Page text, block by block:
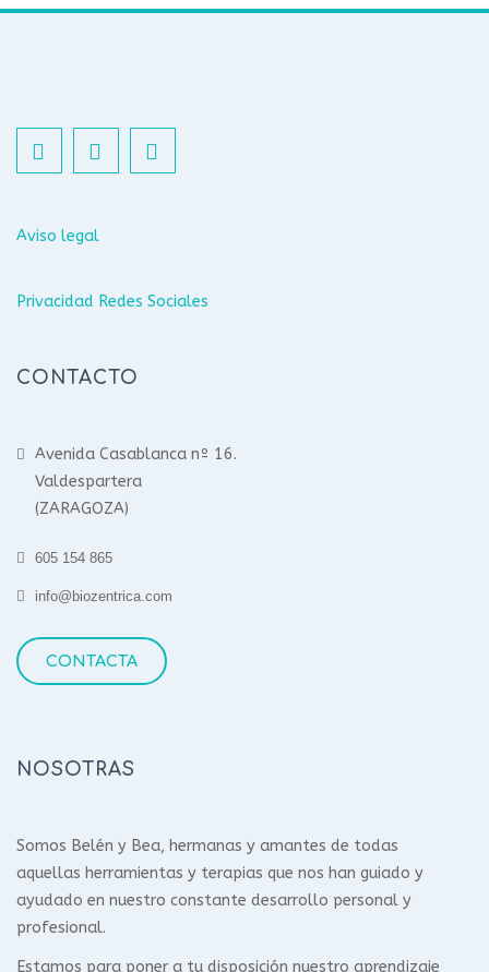
Aviso legal
Privacidad Redes Sociales
CONTACTO
Avenida Casablanca nº 16.
Valdespartera
(ZARAGOZA)
605 154 865
info@biozentrica.com
CONTACTA
NOSOTRAS
Somos Belén y Bea, hermanas y amantes de todas
aquellas herramientas y terapias que nos han guiado y
ayudado en nuestro constante desarrollo personal y
profesional.
Estamos para poner a tu disposición nuestro aprendizaje